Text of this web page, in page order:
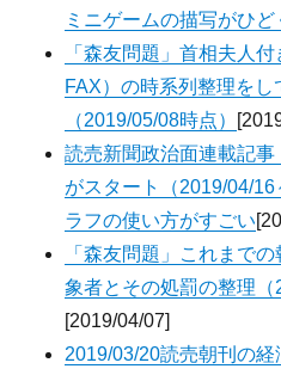
ミニゲームの描写がひど
「森友問題」首相夫人
FAX）の時系列整理をし
（2019/05/08時点）
読売新聞政治面連載記
がスタート（2019/04/
ラフの使い方がすごい
「森友問題」これまで
象者とその処罰の整理（
[2019/04/07]
2019/03/20読売朝刊の